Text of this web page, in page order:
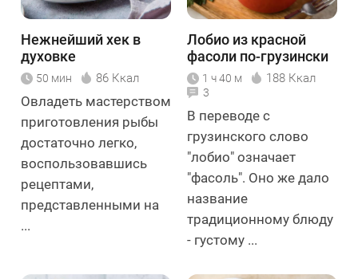
Нежнейший хек в
духовке
50 мин 86 Ккал
Овладеть мастерством
приготовления рыбы
достаточно легко,
воспользовавшись
рецептами,
представленными на
...
Лобио из красной
фасоли по-грузински
1 ч 40 м 188 Ккал
3
В переводе с
грузинского слово
"лобио" означает
"фасоль". Оно же дало
название
традиционному блюду
- густому ...